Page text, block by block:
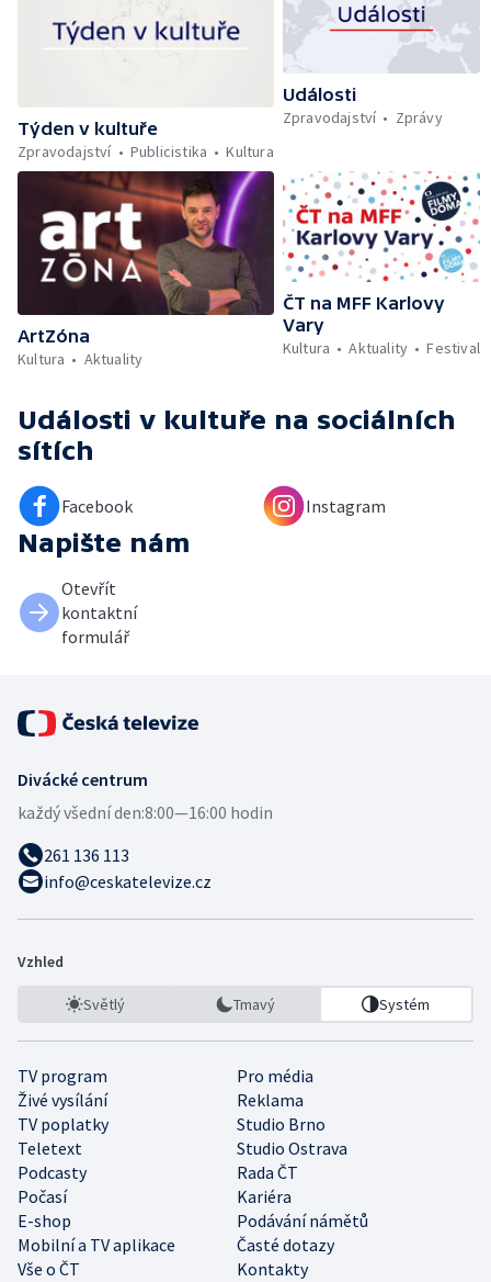
Týden v kultuře
Zpravodajství
Publicistika Kultura
Události
Zpravodajství
Zprávy
ArtZóna
Kultura
Aktuality
ČT na MFF Karlovy
Vary
Kultura
Aktuality Festival
Události v kultuře na sociálních
sítích
Facebook Instagram
Napište nám
Otevřít
kontaktní
formulář
Divácké centrum
každý všední den:8:00—16:00 hodin
261 136 113
info@ceskatelevize.cz
Vzhled
Světlý Tmavý Systém
TV program
Pro média
Živé vysílání
Reklama
TV poplatky
Studio Brno
Teletext
Studio Ostrava
Podcasty
Rada ČT
Počasí
Kariéra
E-shop
Podávání námětů
Mobilní a TV aplikace
Časté dotazy
Vše o ČT
Kontakty